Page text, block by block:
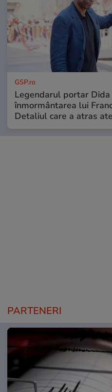
GSP.ro
Legendarul portar Dida
înmormântarea lui
Detaliul care a atras
PARTENERI